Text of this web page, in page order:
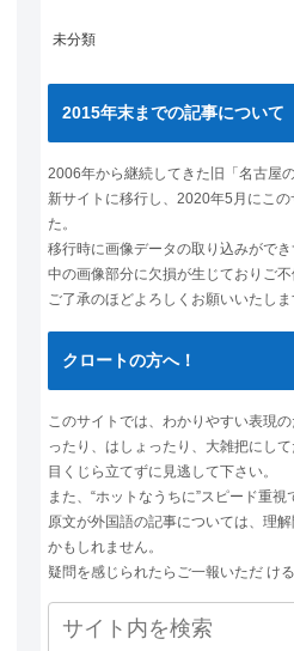
未分類
2015年末までの記事について
2006年から継続してきた旧「名古屋
新サイトに移行し、2020年5月にこ
た。
移行時に画像データの取り込みがで
中の画像部分に欠損が生じておりご
ご了承のほどよろしくお願いいたしま
クロートの方へ！
このサイトでは、わかりやすい表現
ったり、はしょったり、大雑把にし
目くじら立てずに見逃して下さい。
また、“ホットなうちに”スピード重視
原文が外国語の記事については、理
かもしれません。
疑問を感じられたらご一報いただ け